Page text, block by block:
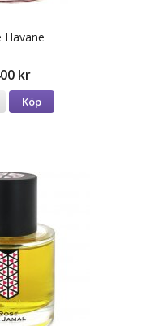
Havane
kr
Köp